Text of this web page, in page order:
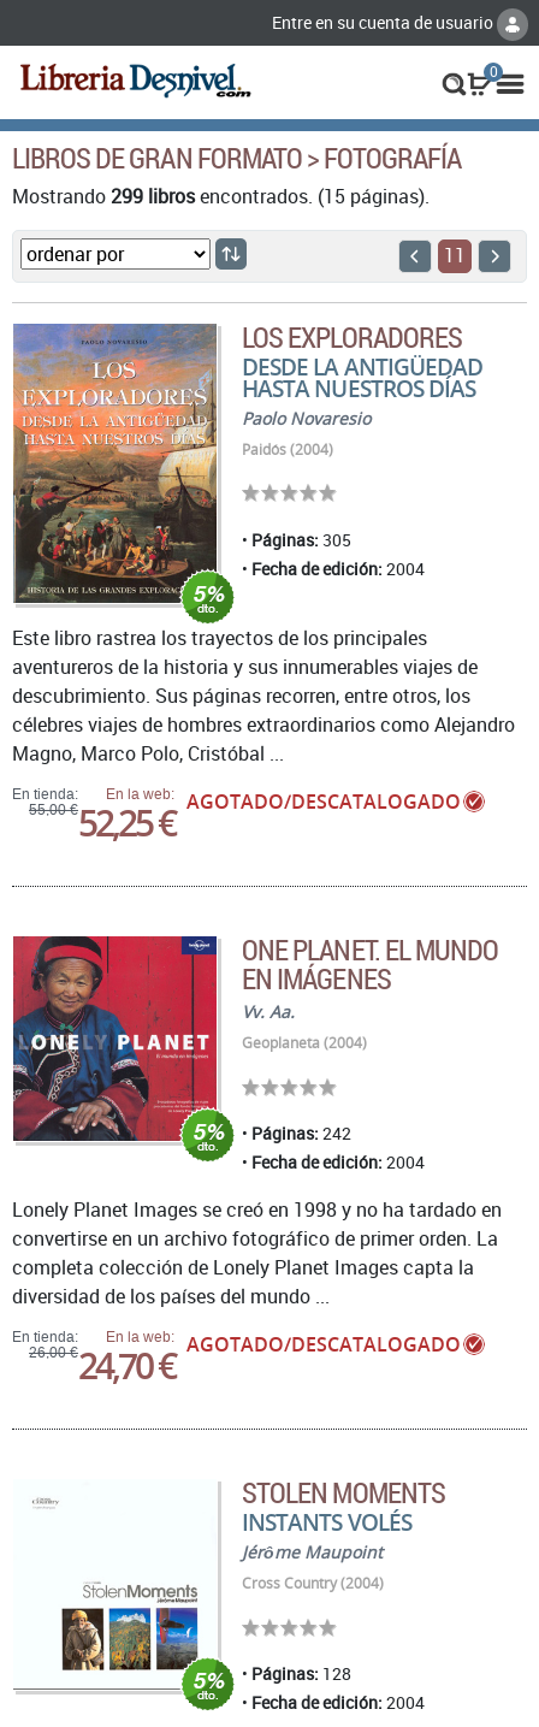
Entre en su cuenta de usuario
0
LIBROS DE GRAN FORMATO > FOTOGRAFÍA
Mostrando 299 librosencontrados. (15 páginas).
11
LOS EXPLORADORES
DESDE LA ANTIGÜEDAD
HASTA NUESTROS DÍAS
Paolo Novaresio
Paidós (2004)
Páginas: 305
Fecha de edición: 2004
En tienda:
55,00 €
En la web:
52,25 € AGOTADO/DESCATALOGADO
Este libro rastrea los trayectos de los principales
aventureros de la historia y sus innumerables viajes de
descubrimiento. Sus páginas recorren, entre otros, los
célebres viajes de hombres extraordinarios como Alejandro
Magno, Marco Polo, Cristóbal ...
ONE PLANET. EL MUNDO
EN IMÁGENES
Vv. Aa.
Geoplaneta (2004)
Páginas: 242
Fecha de edición: 2004
En tienda:
26,00 €
En la web:
24,70 € AGOTADO/DESCATALOGADO
Lonely Planet Images se creó en 1998 y no ha tardado en
convertirse en un archivo fotográfico de primer orden. La
completa colección de Lonely Planet Images capta la
diversidad de los países del mundo ...
STOLEN MOMENTS
INSTANTS VOLÉS
Jérôme Maupoint
Cross Country (2004)
Páginas: 128
Fecha de edición: 2004